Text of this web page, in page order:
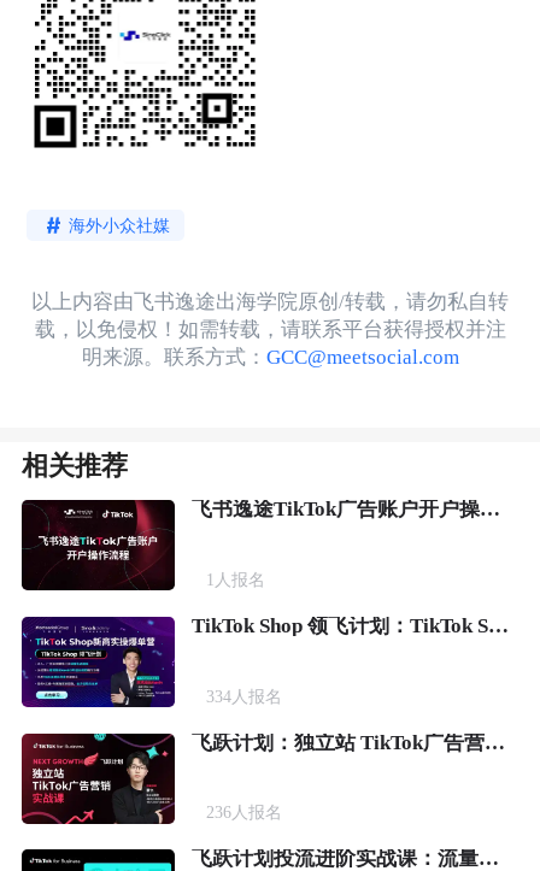
海外小众社媒
以上内容由飞书逸途出海学院原创/转载，请勿私自转
载，以免侵权！如需转载，请联系平台获得授权并注
明来源。联系方式： GCC@meetsocial.com
相关推荐
飞书逸途TikTok广告账户开户操作流程
1 人报名
TikTok Shop 领飞计划：TikTok Shop新商实操爆单营
334人报名
飞跃计划：独立站 TikTok广告营销实战课
236人报名
飞跃计划投流进阶实战课：流量变销量